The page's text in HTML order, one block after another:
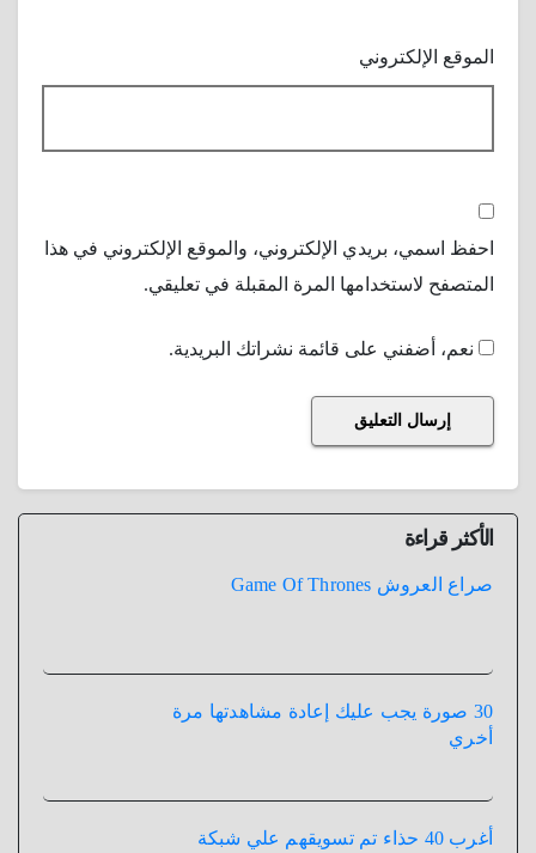
الموقع الإلكتروني
احفظ اسمي، بريدي الإلكتروني، والموقع الإلكتروني في هذا
المتصفح لاستخدامها المرة المقبلة في تعليقي.
نعم، أضفني على قائمة نشراتك البريدية.
الأكثر قراءة
صراع العروش Game Of Thrones
30 صورة يجب عليك إعادة مشاهدتها مرة
أخري
أغرب 40 حذاء تم تسويقهم علي شبكة